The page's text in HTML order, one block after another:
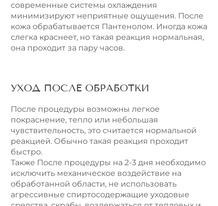
современные системы охлаждения
минимизируют неприятные ощущения. После
кожа обрабатывается Пантенолом. Иногда кожа
слегка краснеет, но такая реакция нормальная,
она проходит за пару часов.
УХОД ПОСЛЕ ОБРАБОТКИ
После процедуры возможны легкое
покраснение, тепло или небольшая
чувствительность, это считается нормальной
реакцией. Обычно такая реакция проходит
быстро.
Также После процедуры на 2-3 дня необходимо
исключить механическое воздействие на
обработанной области, не использовать
агрессивные спиртосодержащие уходовые